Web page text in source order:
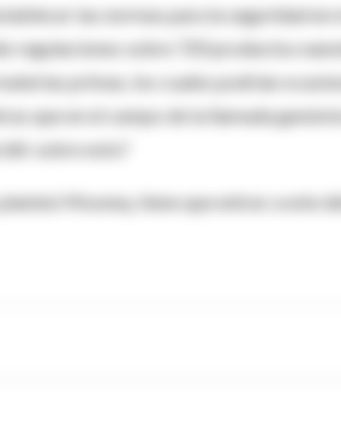
las normas para la seguridad
regulaciones sobre 720 productos
primas, los cuales podrían
que en el campo de la llamada
sobre esto?
Mooney, tiene que entrar a este